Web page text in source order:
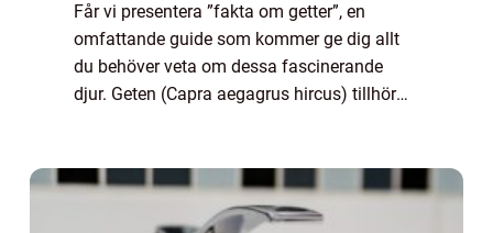
Får vi presentera ”fakta om getter”, en
omfattande guide som kommer ge dig allt
du behöver veta om dessa fascinerande
djur. Geten (Capra aegagrus hircus) tillhör